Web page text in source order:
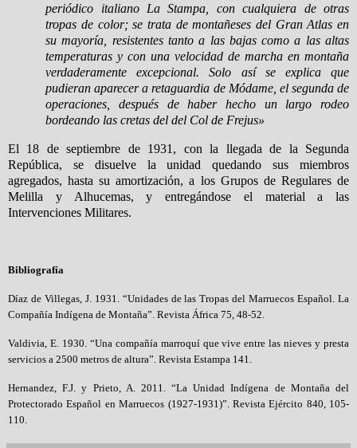
periódico italiano La Stampa, con cualquiera de otras
tropas de color; se trata de montañeses del Gran Atlas en
su mayoría, resistentes tanto a las bajas como a las altas
temperaturas y con una velocidad de marcha en montaña
verdaderamente excepcional. Solo así se explica que
pudieran aparecer a retaguardia de Módame, el segunda de
operaciones, después de haber hecho un largo rodeo
bordeando las cretas del del Col de Frejus»
El 18 de septiembre de 1931, con la llegada de la Segunda
República, se disuelve la unidad quedando sus miembros
agregados, hasta su amortización, a los Grupos de Regulares de
Melilla y Alhucemas, y entregándose el material a las
Intervenciones Militares.
Bibliografía
Díaz de Villegas, J. 1931. “Unidades de las Tropas del Marruecos Español. La
Compañía Indígena de Montaña”. Revista África 75, 48-52.
Valdivia, E. 1930. “Una compañía marroquí que vive entre las nieves y presta
servicios a 2500 metros de altura”. Revista Estampa 141.
Hernandez, F.J. y Prieto, A. 2011. “La Unidad Indígena de Montaña del
Protectorado Español en Marruecos (1927-1931)”. Revista Ejército 840, 105-
110.